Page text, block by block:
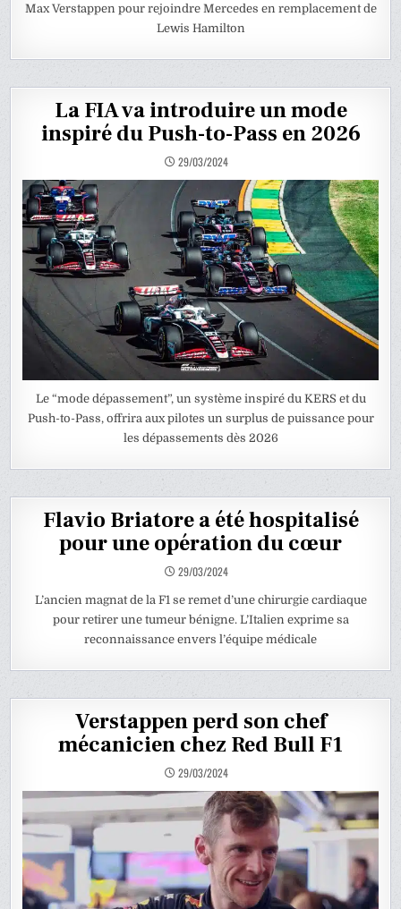
Max Verstappen pour rejoindre Mercedes en remplacement de
Lewis Hamilton
La FIA va introduire un mode
inspiré du Push-to-Pass en 2026
29/03/2024
Le “mode dépassement”, un système inspiré du KERS et du
Push-to-Pass, offrira aux pilotes un surplus de puissance pour
les dépassements dès 2026
Flavio Briatore a été hospitalisé
pour une opération du cœur
29/03/2024
L’ancien magnat de la F1 se remet d’une chirurgie cardiaque
pour retirer une tumeur bénigne. L’Italien exprime sa
reconnaissance envers l’équipe médicale
Verstappen perd son chef
mécanicien chez Red Bull F1
29/03/2024